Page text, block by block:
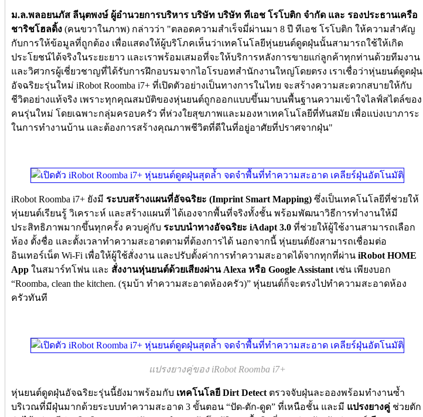
ม.ล.พลอยนภัส ลีนุตพงษ์ ผู้อำนวยการบริหาร บริษัท บริษัท ทีเอช โรโบติก จำกัด และ รองประธานเครือ
ชาริชโฮลดิ้ง (คนขวาในภาพ) กล่าวว่า "ตลอดความสำเร็จมี่ผ่านมา 8 ปี ทีเอช โรโบติก ให้ความสำคัญ
กับการให้ข้อมูลที่ถูกต้อง เพื่อแสดงให้ผู้บริโภคเห็นว่าเทคโนโลยีหุ่นยนต์ดูดฝุ่นนั้นสามารถใช้ให้เกิด
ประโยชน์ได้จริงในระยะยาว และเราพร้อมเสมอที่จะให้บริการหลังการขายแก่ลูกค้าทุกท่านด้วยทีมงาน
และวิศวกรผู้เชี่ยวชาญที่ได้รับการฝึกอบรมจากไอโรบอทสำนักงานใหญ่โดยตรง เราเชื่อว่าหุ่นยนต์ดูดฝุ่น
อัจฉริยะรุ่นใหม่ iRobot Roomba i7+ ที่เปิดตัวอย่างเป็นทางการในไทย จะสร้างความสะดวกสบายให้กับ
ชีวิตอย่างแท้จริง เพราะทุกคุณสมบัติของหุ่นยนต์ถูกออกแบบขึ้นมาบนพื้นฐานความเข้าใจไลฟ์สไตล์ของ
คนรุ่นใหม่ โดยเฉพาะกลุ่มครอบครัว ที่ห่วงใยสุขภาพและมองหาเทคโนโลยีที่ทันสมัย เพื่อแบ่งเบาภาระ
ในการทำงานบ้าน และต้องการสร้างคุณภาพชีวิตที่ดีในที่อยู่อาศัยที่ปราศจากฝุ่น"
iRobot Roomba i7+ ยังมี ระบบสร้างแผนที่อัจฉริยะ (Imprint Smart Mapping) ซึ่งเป็นเทคโนโลยีที่ช่วยให้
หุ่นยนต์เรียนรู้ วิเคราะห์ และสร้างแผนที่ ได้เองจากพื้นที่จริงทั้งชั้น พร้อมพัฒนาวิธีการทำงานให้มี
ประสิทธิภาพมากขึ้นทุกครั้ง ควบคู่กับ ระบบนำทางอัจฉริยะ iAdapt 3.0 ที่ช่วยให้ผู้ใช้งานสามารถเลือก
ห้อง ตั้งชื่อ และตั้งเวลาทำความสะอาดตามที่ต้องการได้ นอกจากนี้ หุ่นยนต์ยังสามารถเชื่อมต่อ
อินเทอร์เน็ต Wi-Fi เพื่อให้ผู้ใช้สั่งงาน และปรับตั้งค่าการทำความสะอาดได้จากทุกที่ผ่าน iRobot HOME
App ในสมาร์ทโฟน และ สั่งงานหุ่นยนต์ด้วยเสียงผ่าน Alexa หรือ Google Assistant เช่น เพียงบอก
“Roomba, clean the kitchen. (รุมบ้า ทำความสะอาดห้องครัว)” หุ่นยนต์ก็จะตรงไปทำความสะอาดห้อง
ครัวทันที
แปรงยางคู่ของ iRobot Roomba i7+
หุ่นยนต์ดูดฝุ่นอัจฉริยะรุ่นนี้ยังมาพร้อมกับ เทคโนโลยี Dirt Detect ตรวจจับฝุ่นละอองพร้อมทำงานซ้ำ
บริเวณที่มีฝุ่นมากด้วยระบบทำความสะอาด 3 ขั้นตอน “ปัด-ตัก-ดูด” ที่เหนือชั้น และมี แปรงยางคู่ ช่วยตัก